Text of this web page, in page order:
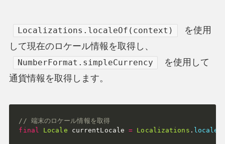
Localizations.localeOf(context)
を使用
して現在のロケール情報を取得し、
NumberFormat.simpleCurrency
を使用して
通貨情報を取得します。
// 端末のロケール情報を取得
final
Locale currentLocale = Localizations .